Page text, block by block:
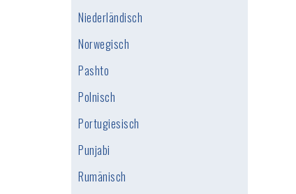
Niederländisch
Norwegisch
Pashto
Polnisch
Portugiesisch
Punjabi
Rumänisch